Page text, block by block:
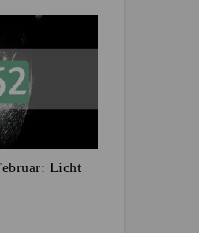
Licht